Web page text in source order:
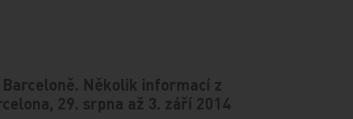
Několik informací z
29. srpna až 3. září 2014